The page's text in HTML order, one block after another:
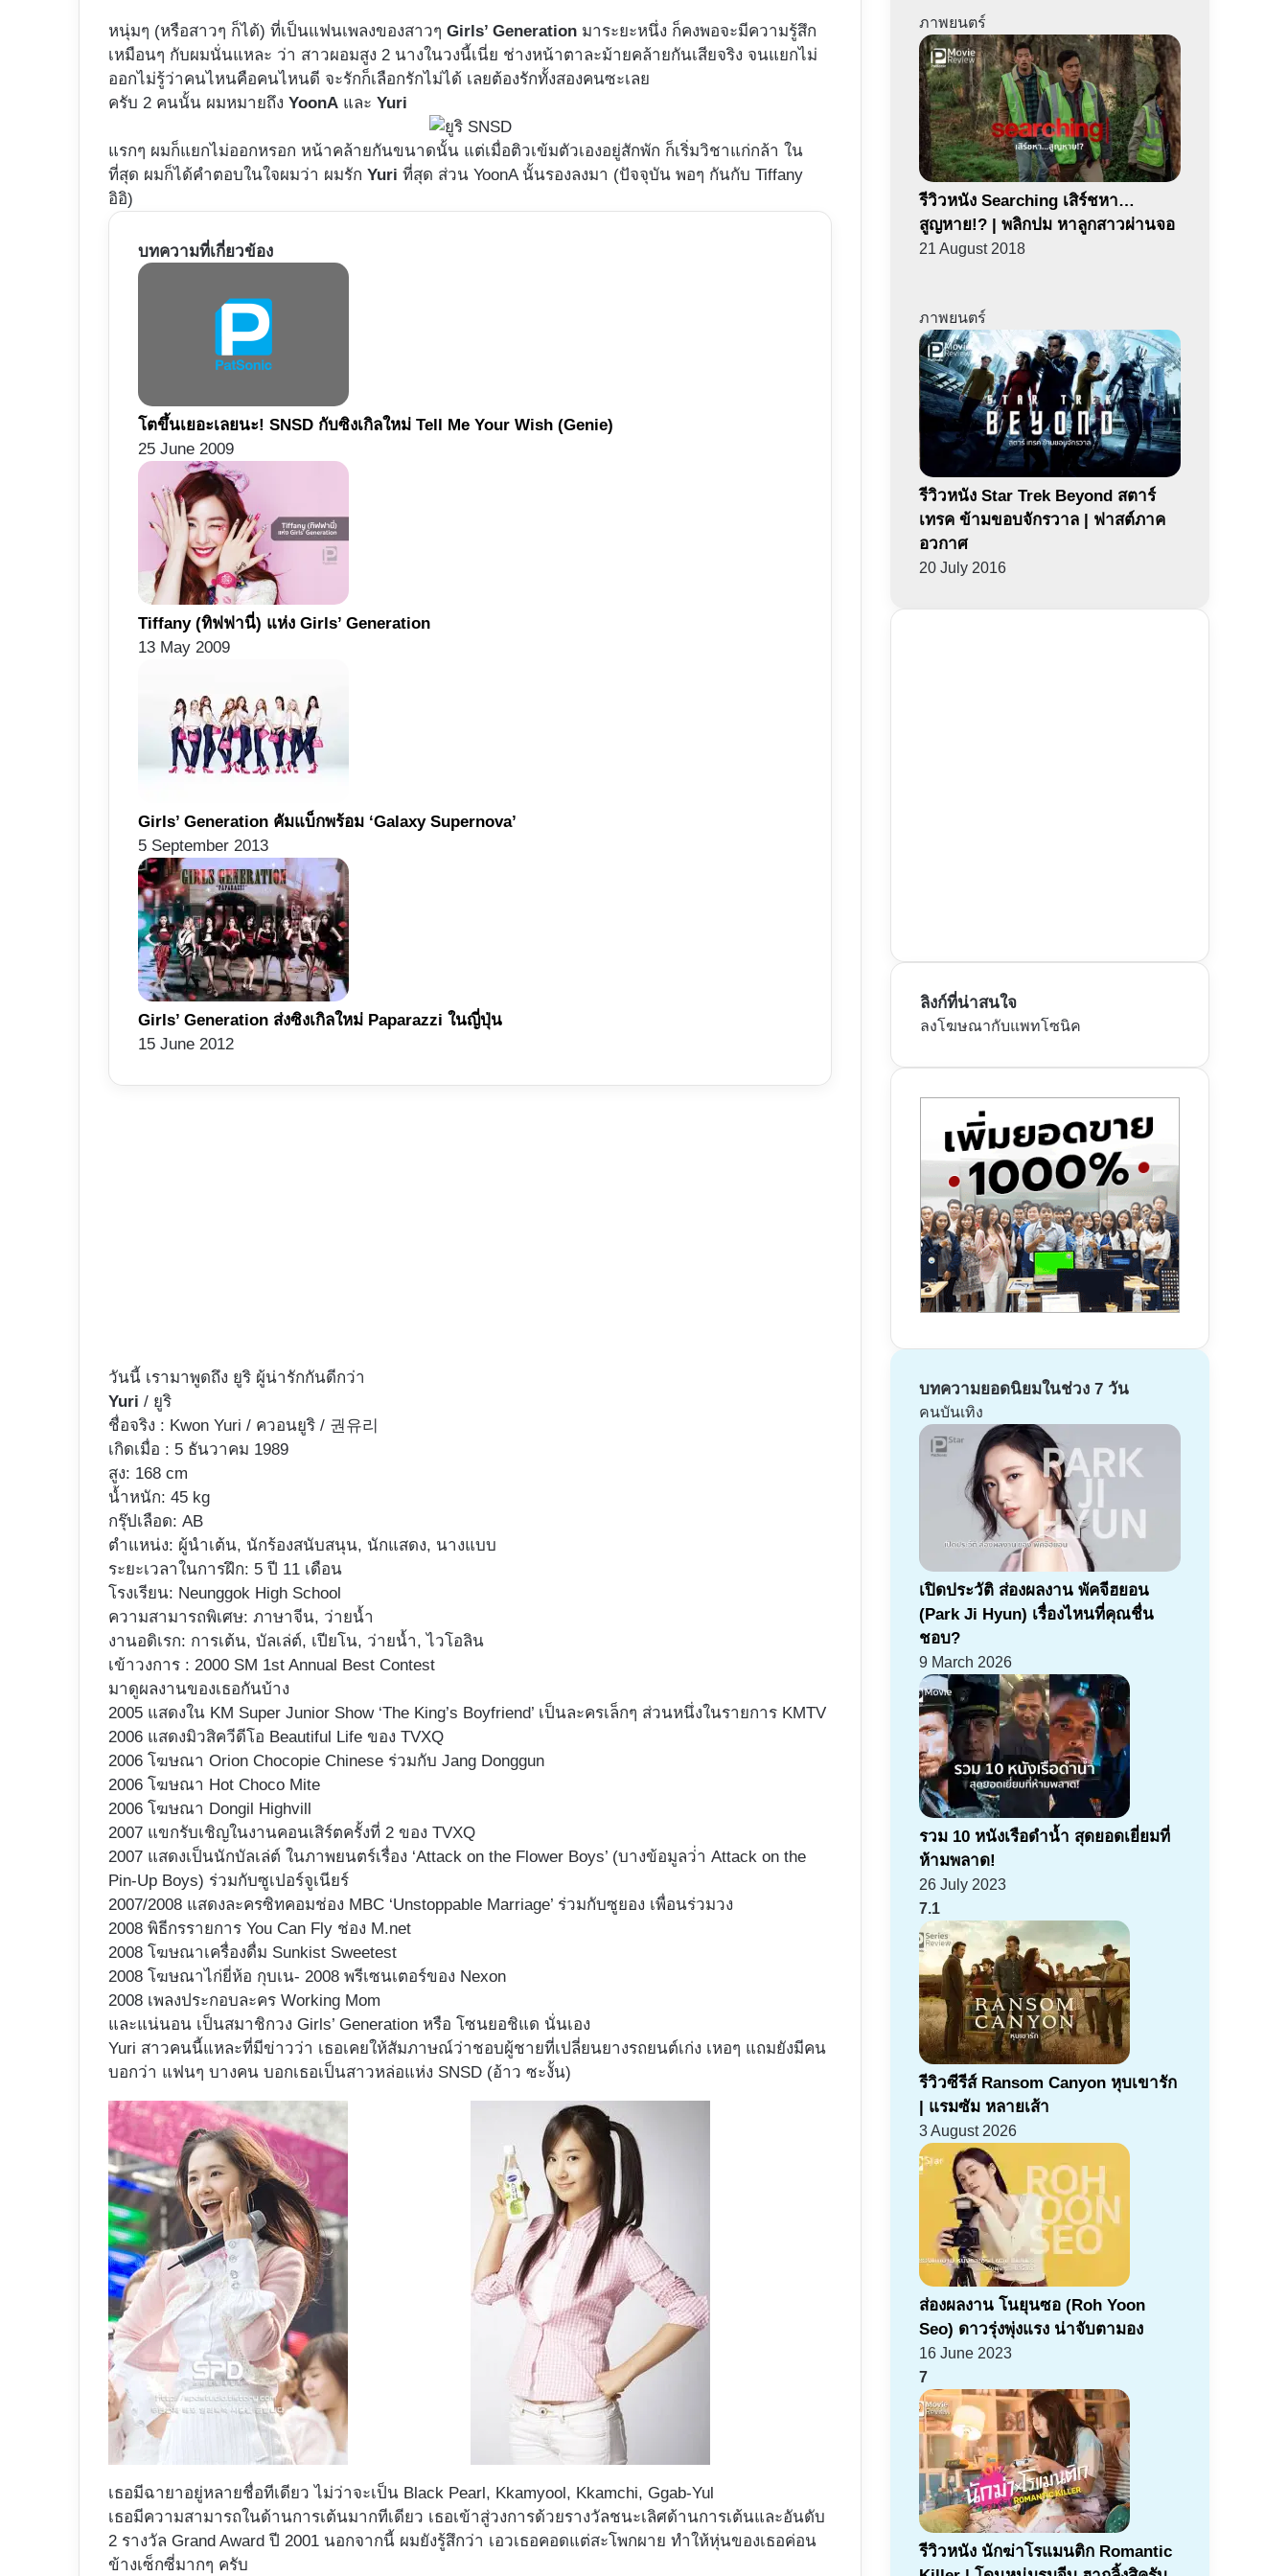
หนุ่มๆ (หรือสาวๆ ก็ได้) ที่เป็นแฟนเพลงของสาวๆGirls’ Generation มาระยะหนึ่ง ก็คงพอจะมีความรู้สึก
เหมือนๆ กับผมนั่นแหละ ว่า สาวผอมสูง 2 นางในวงนี้เนี่ย ช่างหน้าตาละม้ายคล้ายกันเสียจริง จนแยกไม่
ออกไม่รู้ว่าคนไหนคือคนไหนดี จะรักก็เลือกรักไม่ได้ เลยต้องรักทั้งสองคนซะเลย
ครับ 2 คนนั้น ผมหมายถึงYoonA และYuri
แรกๆ ผมก็แยกไม่ออกหรอก หน้าคล้ายกันขนาดนั้น แต่เมื่อติวเข้มตัวเองอยู่สักพัก ก็เริ่มวิชาแก่กล้า ใน
ที่สุด ผมก็ได้คำตอบในใจผมว่า ผมรักYuri ที่สุด ส่วน YoonA นั้นรองลงมา (ปัจจุบัน พอๆ กันกับ Tiffany
อิอิ)
บทความที่เกี่ยวข้อง
โตขึ้นเยอะเลยนะ! SNSD กับซิงเกิลใหม่ Tell Me Your Wish (Genie)
25 June 2009
Tiffany (ทิฟฟานี่) แห่ง Girls’ Generation
13 May 2009
Girls’ Generation คัมแบ็กพร้อม ‘Galaxy Supernova’
5 September 2013
Girls’ Generation ส่งซิงเกิลใหม่ Paparazzi ในญี่ปุ่น
15 June 2012
วันนี้ เรามาพูดถึง ยูริ ผู้น่ารักกันดีกว่า
Yuri / ยูริ
ชื่อจริง : Kwon Yuri / ควอนยูริ / 권유리
เกิดเมื่อ : 5 ธันวาคม 1989
สูง: 168 cm
น้ำหนัก: 45 kg
กรุ๊ปเลือด: AB
ตำแหน่ง: ผู้นำเต้น, นักร้องสนับสนุน, นักแสดง, นางแบบ
ระยะเวลาในการฝึก: 5 ปี 11 เดือน
โรงเรียน: Neunggok High School
ความสามารถพิเศษ: ภาษาจีน, ว่ายน้ำ
งานอดิเรก: การเต้น, บัลเล่ต์, เปียโน, ว่ายน้ำ, ไวโอลิน
เข้าวงการ : 2000 SM 1st Annual Best Contest
มาดูผลงานของเธอกันบ้าง
2005 แสดงใน KM Super Junior Show ‘The King’s Boyfriend’ เป็นละครเล็กๆ ส่วนหนึ่งในรายการ KMTV
2006 แสดงมิวสิควีดีโอ Beautiful Life ของ TVXQ
2006 โฆษณา Orion Chocopie Chinese ร่วมกับ Jang Donggun
2006 โฆษณา Hot Choco Mite
2006 โฆษณา Dongil Highvill
2007 แขกรับเชิญในงานคอนเสิร์ตครั้งที่ 2 ของ TVXQ
2007 แสดงเป็นนักบัลเล่ต์ ในภาพยนตร์เรื่อง ‘Attack on the Flower Boys’ (บางข้อมูลว่่า Attack on the
Pin-Up Boys) ร่วมกับซูเปอร์จูเนียร์
2007/2008 แสดงละครซิทคอมช่อง MBC ‘Unstoppable Marriage’ ร่วมกับซูยอง เพื่อนร่วมวง
2008 พิธีกรรายการ You Can Fly ช่อง M.net
2008 โฆษณาเครื่องดื่ม Sunkist Sweetest
2008 โฆษณาไก่ยี่ห้อ กุบเน- 2008 พรีเซนเตอร์ของ Nexon
2008 เพลงประกอบละคร Working Mom
และแน่นอน เป็นสมาชิกวง Girls’ Generation หรือ โซนยอชิแด นั่นเอง
Yuri สาวคนนี้แหละที่มีข่าวว่า เธอเคยให้สัมภาษณ์ว่าชอบผู้ชายที่เปลี่ยนยางรถยนต์เก่ง เหอๆ แถมยังมีคน
บอกว่า แฟนๆ บางคน บอกเธอเป็นสาวหล่อแห่ง SNSD (อ้าว ซะงั้น)
เธอมีฉายาอยู่หลายชื่อทีเดียว ไม่ว่าจะเป็น Black Pearl, Kkamyool, Kkamchi, Ggab-Yul
เธอมีความสามารถในด้านการเต้นมากทีเดียว เธอเข้าสู่วงการด้วยรางวัลชนะเลิศด้านการเต้นและอันดับ
2 รางวัล Grand Award ปี 2001 นอกจากนี้ ผมยังรู้สึกว่า เอวเธอคอดแต่สะโพกผาย ทำให้หุ่นของเธอค่อน
ข้างเซ็กซี่มากๆ ครับ
ภาพยนตร์
รีวิวหนัง Searching เสิร์ชหา…
สูญหาย!? | พลิกปม หาลูกสาวผ่านจอ
21 August 2018
ภาพยนตร์
รีวิวหนัง Star Trek Beyond สตาร์
เทรค ข้ามขอบจักรวาล | ฟาสต์ภาค
อวกาศ
20 July 2016
ลิงก์ที่น่าสนใจ
ลงโฆษณากับแพทโซนิค
บทความยอดนิยมในช่วง 7 วัน
คนบันเทิง
เปิดประวัติ ส่องผลงาน พัคจีฮยอน
(Park Ji Hyun) เรื่องไหนที่คุณชื่น
ชอบ?
9 March 2026
รวม 10 หนังเรือดำน้ำ สุดยอดเยี่ยมที่
ห้ามพลาด!
26 July 2023
7.1
รีวิวซีรีส์ Ransom Canyon หุบเขารัก
| แรมซัม หลายเส้า
3 August 2026
ส่องผลงาน โนยุนซอ (Roh Yoon
Seo) ดาวรุ่งพุ่งแรง น่าจับตามอง
16 June 2023
7
รีวิวหนัง นักฆ่าโรแมนติก Romantic